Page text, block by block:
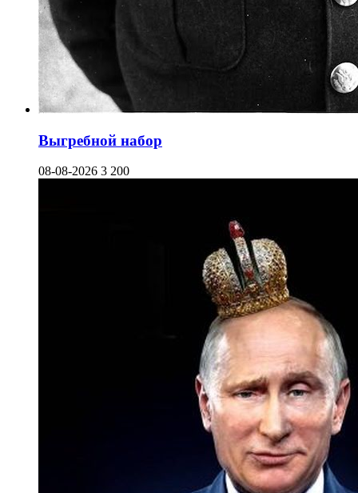
Выгребной набор
08-08-2026 3 200